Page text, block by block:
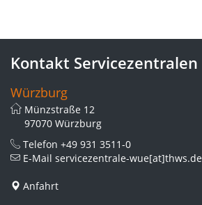
Kontakt Servicezentralen
Würzburg
Münzstraße 12
97070 Würzburg
Telefon +49 931 3511-0
E-Mail servicezentrale-wue[at]thws.de
Anfahrt